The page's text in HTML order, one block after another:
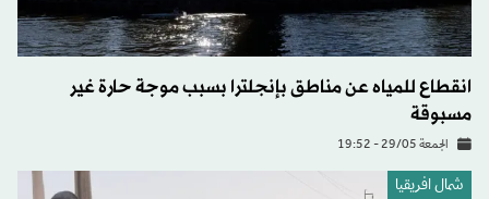
انقطاع للمياه عن مناطق بإنجلترا بسبب موجة حارة غير
مسبوقة
الجمعة 29/05 - 19:52
شمال افريقيا